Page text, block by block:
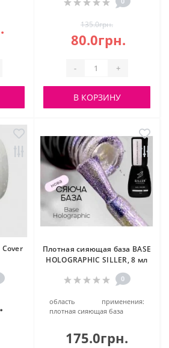
135.0грн.
80.0грн.
- +
В КОРЗИНУ
Cover
Плотная сияющая база BASE
HOLOGRAPHIC SILLER, 8 мл
0
область применения:
плотная сияющая база
175.0грн.